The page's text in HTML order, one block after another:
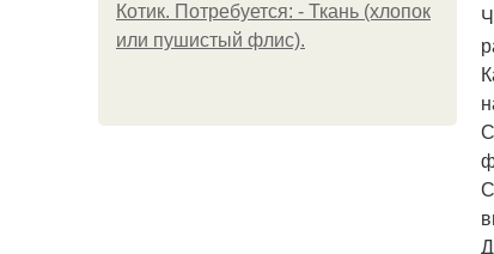
Котик. Потребуется: - Ткань (хлопок
или пушистый флис).